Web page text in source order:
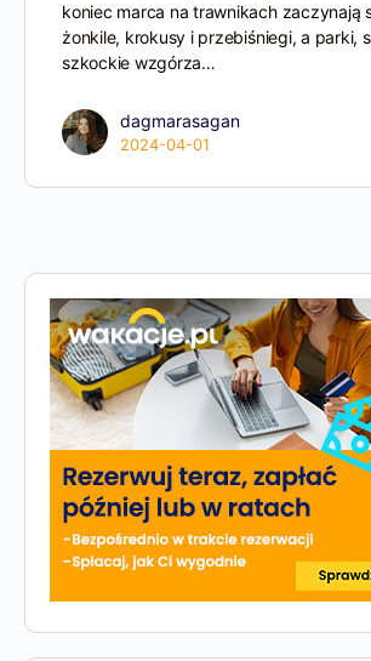
koniec marca na trawnikach zaczynają
żonkile, krokusy i przebiśniegi, a parki,
szkockie wzgórza…
dagmarasagan
2024-04-01